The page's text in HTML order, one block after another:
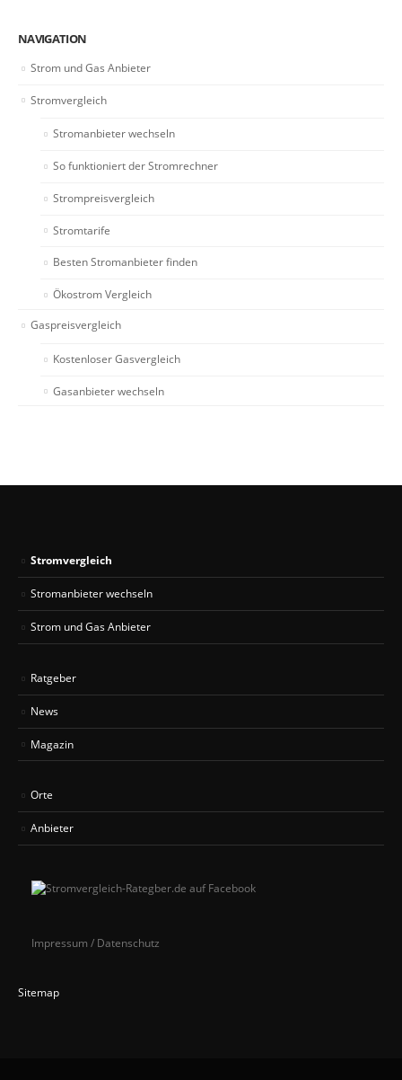
NAVIGATION
Strom und Gas Anbieter
Stromvergleich
Stromanbieter wechseln
So funktioniert der Stromrechner
Strompreisvergleich
Stromtarife
Besten Stromanbieter finden
Ökostrom Vergleich
Gaspreisvergleich
Kostenloser Gasvergleich
Gasanbieter wechseln
Stromvergleich
Stromanbieter wechseln
Strom und Gas Anbieter
Ratgeber
News
Magazin
Orte
Anbieter
Impressum / Datenschutz
Sitemap